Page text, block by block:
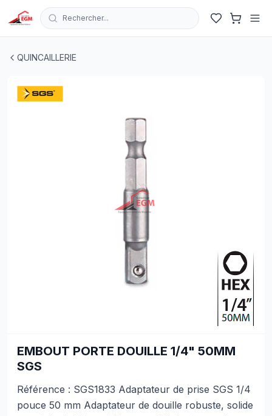
Rechercher...
QUINCAILLERIE
EMBOUT PORTE DOUILLE 1/4" 50MM
SGS
Référence : SGS1833 Adaptateur de prise SGS 1/4
pouce 50 mm Adaptateur de douille robuste, solide